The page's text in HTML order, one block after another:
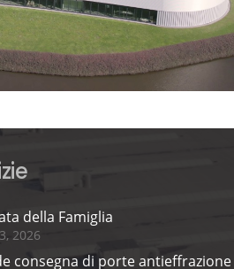
della Famiglia
2026
consegna di porte antieffrazione